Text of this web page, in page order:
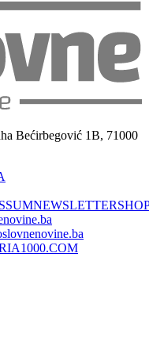
Bećirbegović 1B, 71000
NEWSLETTER